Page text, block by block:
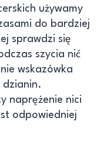
używamy
do bardziej
sprawdzi się
szycia nić
wskazówka
dzianin.
naprężenie nici
odpowiedniej